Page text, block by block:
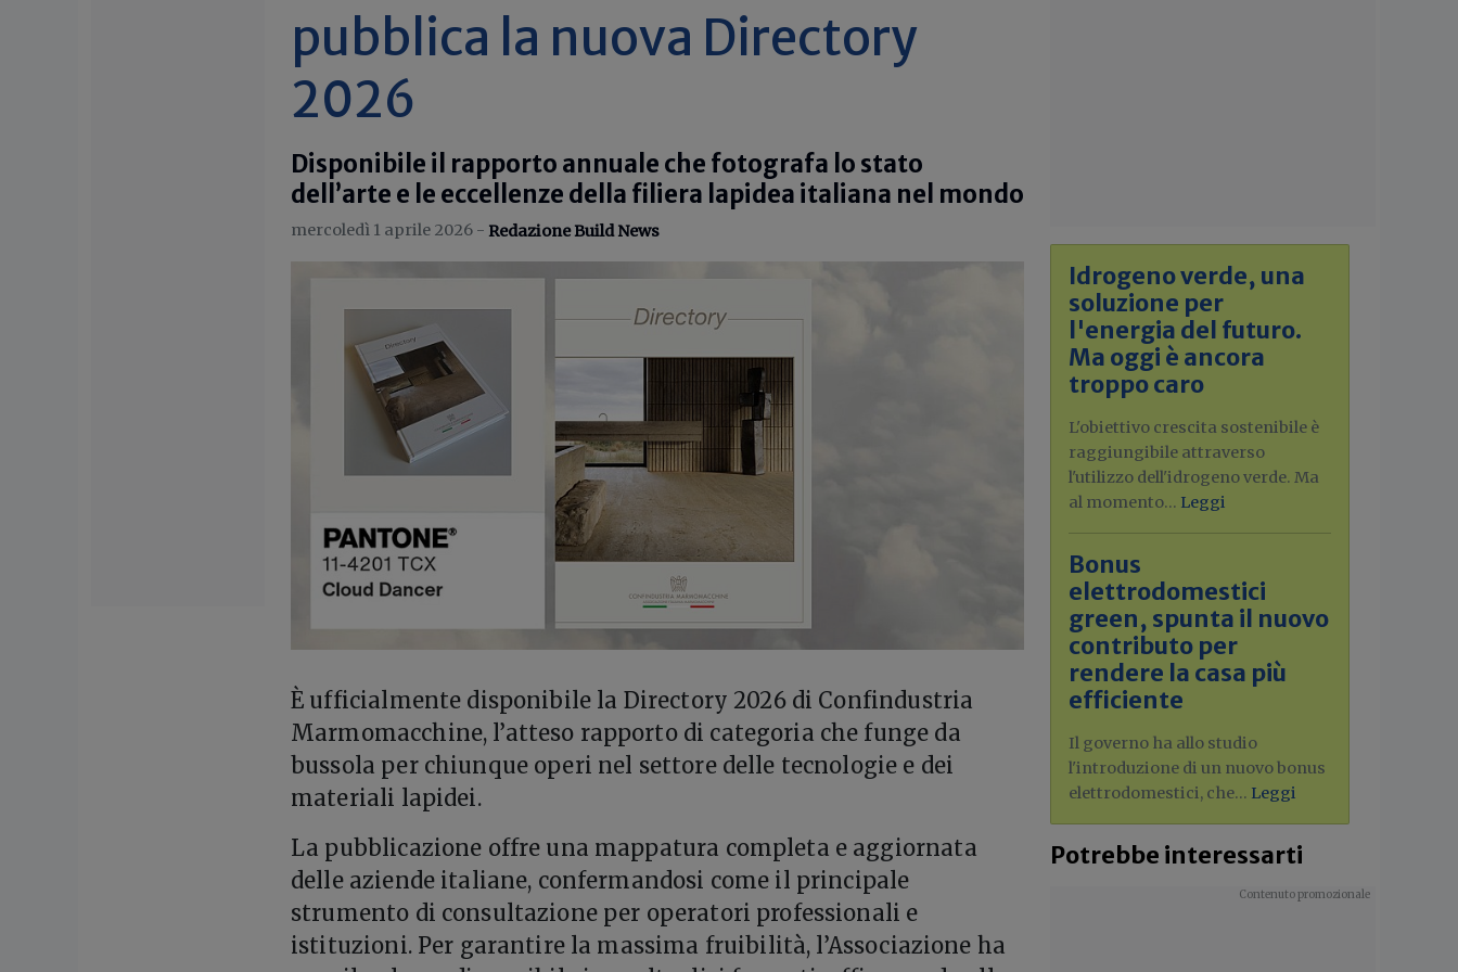
pubblica la nuova Directory
2026
Disponibile il rapporto annuale che fotografa lo stato
dell’arte e le eccellenze della filiera lapidea italiana nel mondo
mercoledì 1 aprile 2026 - Redazione Build News
È ufficialmente disponibile la Directory 2026 di Confindustria
Marmomacchine, l’atteso rapporto di categoria che funge da
bussola per chiunque operi nel settore delle tecnologie e dei
materiali lapidei.
La pubblicazione offre una mappatura completa e aggiornata
delle aziende italiane, confermandosi come il principale
strumento di consultazione per operatori professionali e
istituzioni. Per garantire la massima fruibilità, l’Associazione ha
Idrogeno verde, una
soluzione per
l'energia del futuro.
Ma oggi è ancora
troppo caro
L'obiettivo crescita sostenibile è
raggiungibile attraverso
l'utilizzo dell'idrogeno verde. Ma
al momento... Leggi
Bonus
elettrodomestici
green, spunta il nuovo
contributo per
rendere la casa più
efficiente
Il governo ha allo studio
l'introduzione di un nuovo bonus
elettrodomestici, che... Leggi
Potrebbe interessarti